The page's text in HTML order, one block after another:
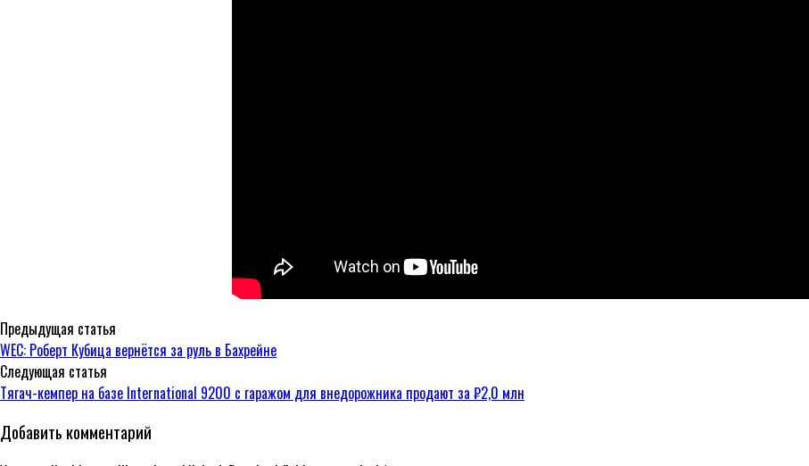
Предыдущая статья
WEC: Роберт Кубица вернётся за руль в Бахрейне
Следующая статья
Тягач-кемпер на базе International 9200 с гаражом для внедорожника продают за ₽2,0 млн
Добавить комментарий